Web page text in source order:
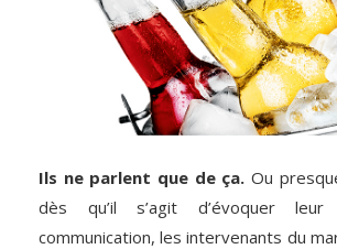
Ils ne parlent que de ça. Ou
dès qu’il s’agit d’évoquer
communication, les intervenants du